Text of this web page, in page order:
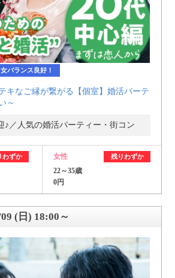
バランス良好！
キなご縁が繋がる【個室】婚活パーテ
～
♪／人気の婚活パーティー・街コン
わずか 女性 残りわずか
22～35歳
0円
(日) 18:00～